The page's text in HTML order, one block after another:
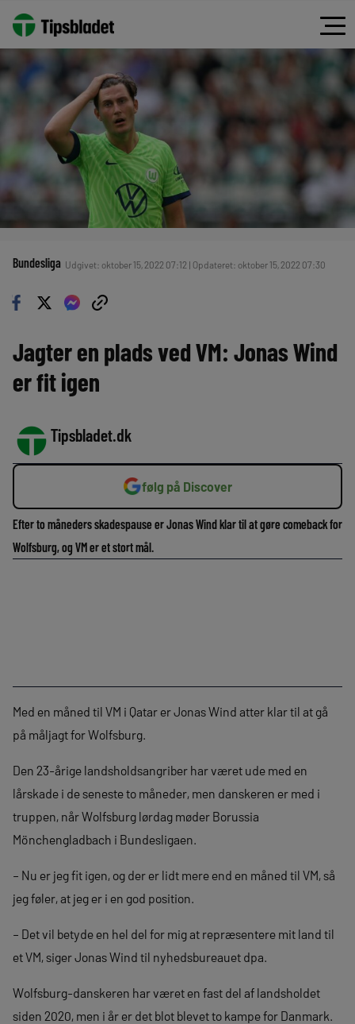
Bundesliga Udgivet: oktober 15, 2022 07:12 | Opdateret: oktober 15, 2022 07:30
Jagter en plads ved VM: Jonas Wind
er fit igen
Tipsbladet.dk
følg på Discover
Efter to måneders skadespause er Jonas Wind klar til at gøre comeback for
Wolfsburg, og VM er et stort mål.
Med en måned til VM i Qatar er Jonas Wind atter klar til at gå
på måljagt for Wolfsburg.
Den 23-årige landsholdsangriber har været ude med en
lårskade i de seneste to måneder, men danskeren er med i
truppen, når Wolfsburg lørdag møder Borussia
Mönchengladbach i Bundesligaen.
– Nu er jeg fit igen, og der er lidt mere end en måned til VM, så
jeg føler, at jeg er i en god position.
– Det vil betyde en hel del for mig at repræsentere mit land til
et VM, siger Jonas Wind til nyhedsbureauet dpa.
Wolfsburg-danskeren har været en fast del af landsholdet
siden 2020, men i år er det blot blevet to kampe for Danmark.